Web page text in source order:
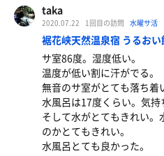
taka
2020.07.22 1回目の訪問 水曜サ活
裾花峡天然温泉宿 うるおい
サ室86度。湿度低い。
温度が低い割に汗がでる。
無音のサ室がとても落ち着
水風呂は17度くらい。気持
そして水がとてもきれい。
のかとてもきれい。
水風呂とても良かった。